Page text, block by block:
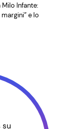
Infante:
e lo
su